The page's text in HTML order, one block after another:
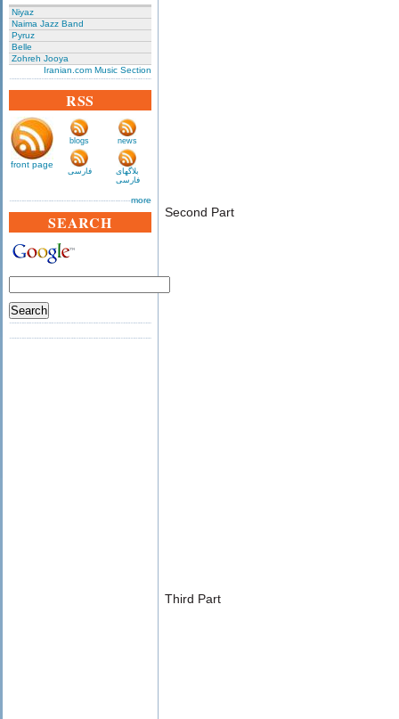
Niyaz
Naima Jazz Band
Pyruz
Belle
Zohreh Jooya
Iranian.com Music Section
RSS
front page
blogs news
فارسی
بلاگهای
فارسی
more
SEARCH Second Part
Third Part